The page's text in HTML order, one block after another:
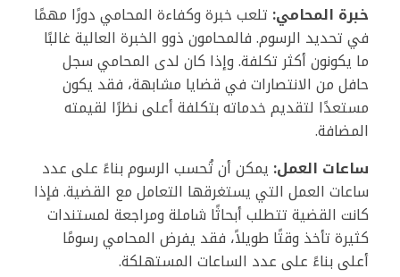
خبرة المحامي: تلعب خبرة وكفاءة المحامي دورًا مهمًا
في تحديد الرسوم. فالمحامون ذوو الخبرة العالية غالبًا
ما يكونون أكثر تكلفة. وإذا كان لدى المحامي سجل
حافل من الانتصارات في قضايا مشابهة، فقد يكون
مستعدًا لتقديم خدماته بتكلفة أعلى نظرًا لقيمته
المضافة.
ساعات العمل: يمكن أن تُحسب الرسوم بناءً على عدد
ساعات العمل التي يستغرقها التعامل مع القضية. فإذا
كانت القضية تتطلب أبحاثًا شاملة ومراجعة لمستندات
كثيرة تأخذ وقتًا طويلاً، فقد يفرض المحامي رسومًا
أعلى بناءً على عدد الساعات المستهلكة.